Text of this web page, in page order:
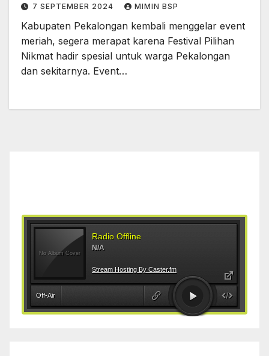
7 SEPTEMBER 2024 MIMIN BSP
Kabupaten Pekalongan kembali menggelar event
meriah, segera merapat karena Festival Pilihan
Nikmat hadir spesial untuk warga Pekalongan
dan sekitarnya. Event…